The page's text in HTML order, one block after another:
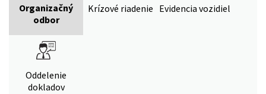
Organizačný
odbor
Krízové riadenie Evidencia vozidiel
Oddelenie
dokladov